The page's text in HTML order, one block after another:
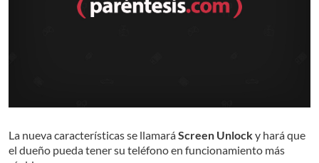
La nueva características se llamaráScreen Unlocky hará que
el dueño pueda tener su teléfono en funcionamiento más